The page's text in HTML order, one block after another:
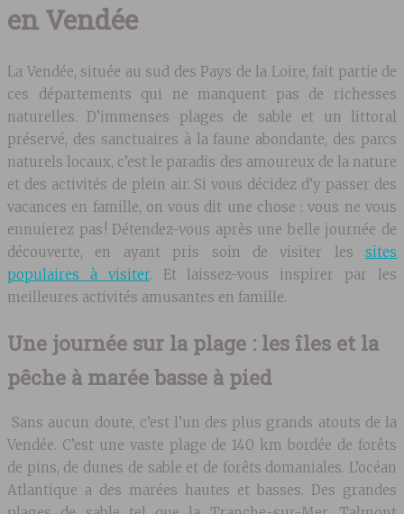
en Vendée
La Vendée, située au sud des Pays de la Loire, fait partie de
ces départements qui ne manquent pas de richesses
naturelles. D’immenses plages de sable et un littoral
préservé, des sanctuaires à la faune abondante, des parcs
naturels locaux, c’est le paradis des amoureux de la nature
et des activités de plein air. Si vous décidez d’y passer des
vacances en famille, on vous dit une chose : vous ne vous
ennuierez pas ! Détendez-vous après une belle journée de
découverte, en ayant pris soin de visiter les sites
populaires à visiter. Et laissez-vous inspirer par les
meilleures activités amusantes en famille.
Une journée sur la plage : les îles et la
pêche à marée basse à pied
Sans aucun doute, c’est l’un des plus grands atouts de la
Vendée. C’est une vaste plage de 140 km bordée de forêts
de pins, de dunes de sable et de forêts domaniales. L’océan
Atlantique a des marées hautes et basses. Des grandes